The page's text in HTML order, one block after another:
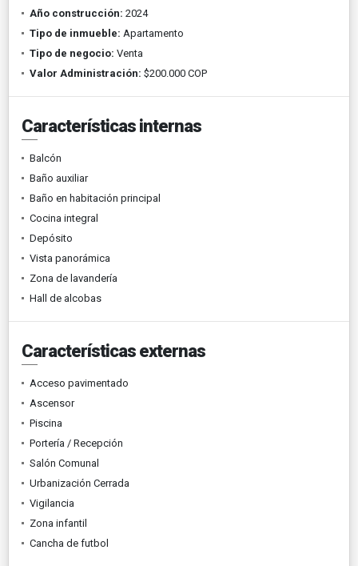
Año construcción: 2024
Tipo de inmueble: Apartamento
Tipo de negocio: Venta
Valor Administración: $200.000 COP
Características internas
Balcón
Baño auxiliar
Baño en habitación principal
Cocina integral
Depósito
Vista panorámica
Zona de lavandería
Hall de alcobas
Características externas
Acceso pavimentado
Ascensor
Piscina
Portería / Recepción
Salón Comunal
Urbanización Cerrada
Vigilancia
Zona infantil
Cancha de futbol